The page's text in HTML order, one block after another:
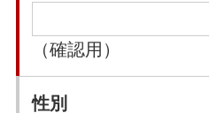
（確認用）
性別